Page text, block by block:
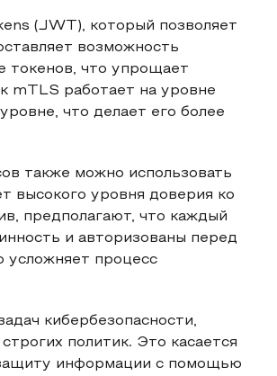
(JWT), который позволяет
возможность
токенов, что упрощает
mTLS работает на уровне
что делает его более
также можно использовать
высокого уровня доверия ко
предполагают, что каждый
и авторизованы перед
усложняет процесс
кибербезопасности,
политик. Это касается
защиту информации с помощью